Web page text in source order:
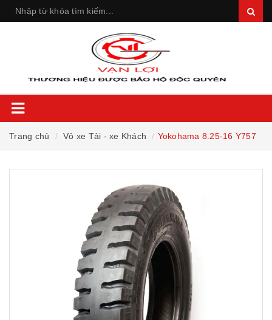
Trang chủ Vỏ xe Tải - xe Khách Yokohama 8.25-16 Y757